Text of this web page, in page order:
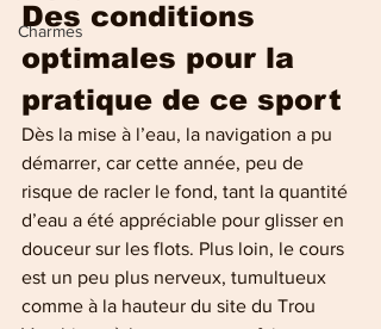
Charmes
Des conditions
optimales pour la
pratique de ce sport
Dès la mise à l’eau, la navigation a pu
démarrer, car cette année, peu de
risque de racler le fond, tant la quantité
d’eau a été appréciable pour glisser en
douceur sur les flots. Plus loin, le cours
est un peu plus nerveux, tumultueux
comme à la hauteur du site du Trou